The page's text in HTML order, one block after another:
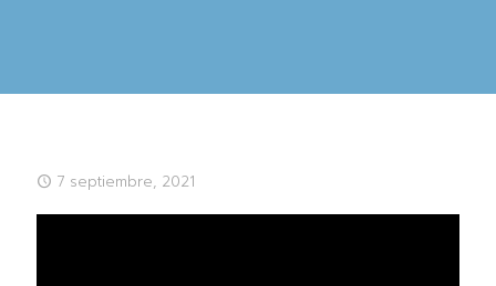
7 septiembre, 2021